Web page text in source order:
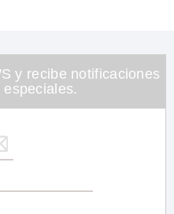
y recibe notificaciones